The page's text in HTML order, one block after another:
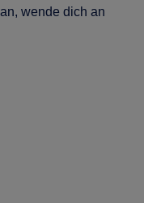
wende dich an